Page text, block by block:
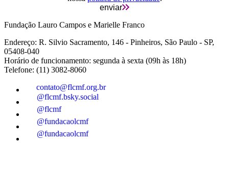
enviar
Fundação Lauro Campos e Marielle Franco
Endereço: R. Silvio Sacramento, 146 - Pinheiros, São Paulo - SP,
05408-040
Horário de funcionamento: segunda à sexta (09h às 18h)
Telefone: (11) 3082-8060
contato@flcmf.org.br
@flcmf.bsky.social
@flcmf
@fundacaolcmf
@fundacaolcmf